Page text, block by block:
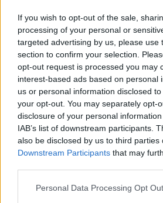
If you wish to opt-out of the sale,
processing of your personal or
targeted advertising by us, please use
section to confirm your selection.
opt-out request is processed you may
interest-based ads based on personal
us or personal information disclosed
your opt-out. You may separately opt-
disclosure of your personal
IAB’s list of downstream participants.
also be disclosed by us to third parties
Downstream Participants that may
Please note that this website/app uses
Personal Data Processing Opt
George Daniel bíró ítéletében
témái azonosak, a két könyv között
nincsen. A tematikus elemek közül
A bíró rámutatott: a szerzői
ötletre, hanem az ötlet kifejezésére
szerint a cselekmény részletei,
alapul, különbözőek, csakúgy, mint a
A bíró ítéletét a két regénynek,
művének, a The Da Vinci Legacynek
alapos áttanulmányozása után hozta